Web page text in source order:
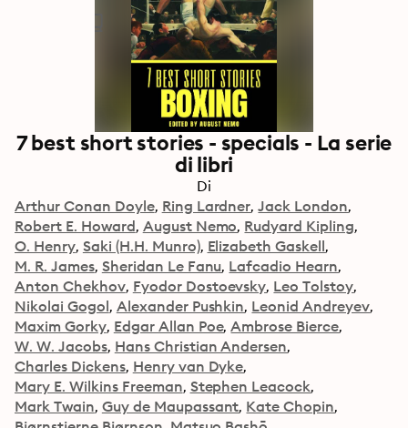
7 best short stories - specials - La serie
di libri
Di
Arthur Conan Doyle Ring Lardner Jack London
Robert E. Howard August Nemo Rudyard Kipling
O. Henry Saki (H.H. Munro) Elizabeth Gaskell
M. R. James Sheridan Le Fanu Lafcadio Hearn
Anton Chekhov Fyodor Dostoevsky Leo Tolstoy
Nikolai Gogol Alexander Pushkin Leonid Andreyev
Maxim Gorky Edgar Allan Poe Ambrose Bierce
W. W. Jacobs Hans Christian Andersen
Charles Dickens Henry van Dyke
Mary E. Wilkins Freeman Stephen Leacock
Mark Twain Guy de Maupassant Kate Chopin